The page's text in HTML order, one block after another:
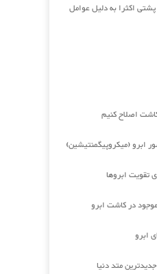
اکثرا به دلیل عوامل
اصلاح کنیم
ابرو (میکروپیگمنتیشین)
ابروها
در کاشت ابرو
ابرو
متد دنیا